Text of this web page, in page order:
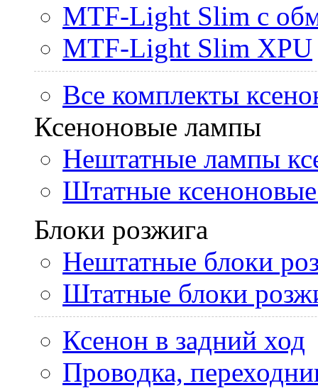
MTF-Light Slim с
MTF-Light Slim XPU
Все комплекты
Ксеноновые лампы
Нештатные лампы
Штатные
Блоки розжига
Нештатные блоки
Штатные блоки
Ксенон в задний ход
Проводка,